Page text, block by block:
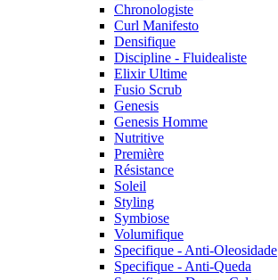
Chronologiste
Curl Manifesto
Densifique
Discipline - Fluidealiste
Elixir Ultime
Fusio Scrub
Genesis
Genesis Homme
Nutritive
Première
Résistance
Soleil
Styling
Symbiose
Volumifique
Specifique - Anti-Oleosidade
Specifique - Anti-Queda